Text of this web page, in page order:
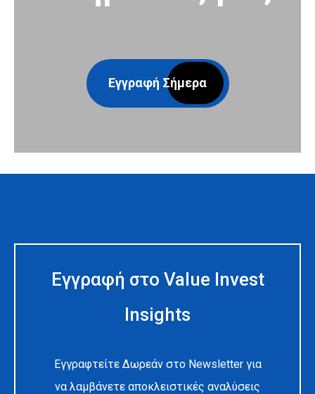
Εγγραφή Σήμερα
Εγγραφή στο Value Invest
Insights
Εγγραφτείτε Δωρεάν στο Newsletter για
να λαμβάνετε αποκλειστικές αναλύσεις